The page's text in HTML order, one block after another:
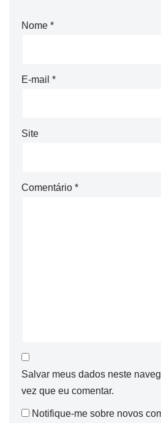
Nome *
E-mail *
Site
Comentário *
Salvar meus dados neste
vez que eu comentar.
Notifique-me sobre novos